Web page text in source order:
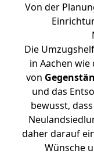
Von der
Die
in Aachen wie
von
und das
bewusst,
daher darauf
Wünsche